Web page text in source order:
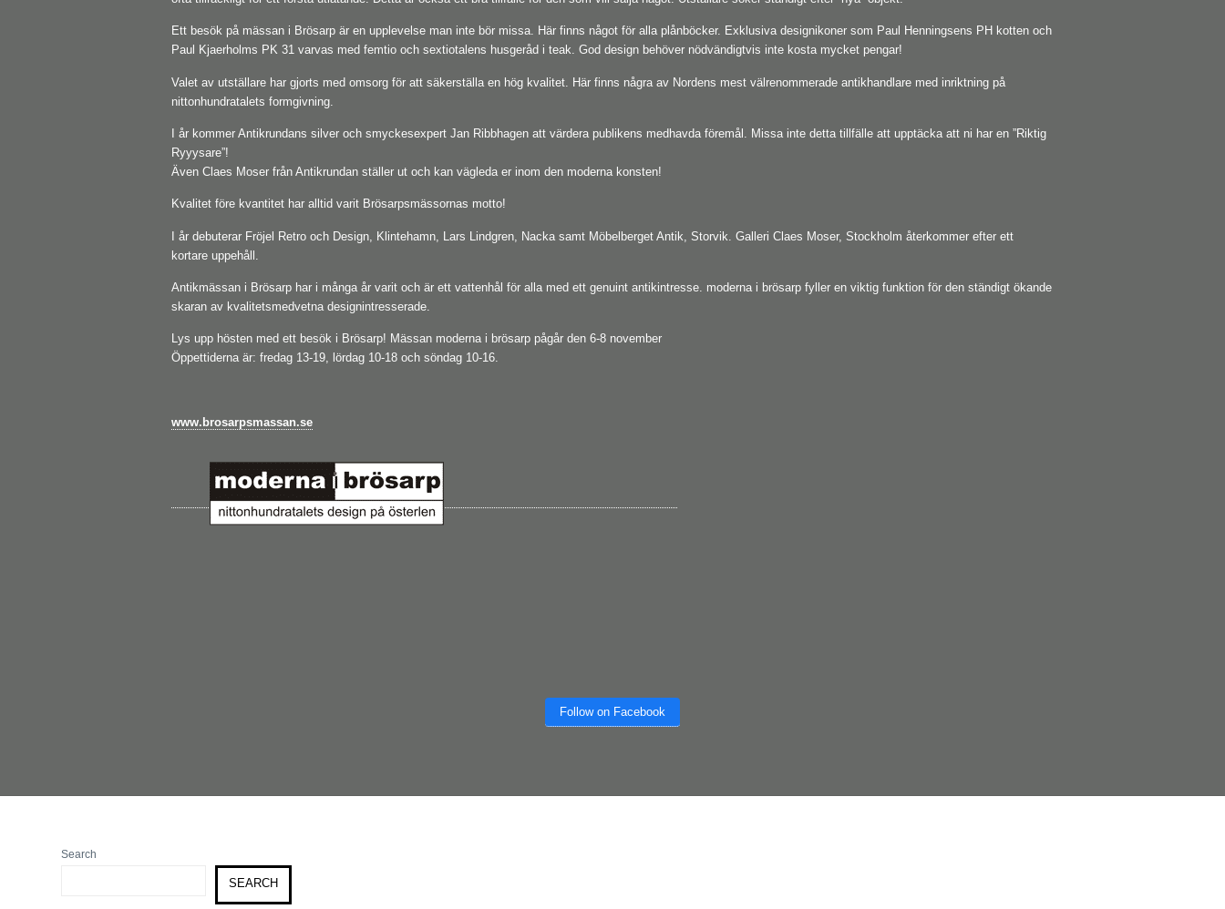
Ett besök på mässan i Brösarp är en upplevelse man inte bör missa. Här finns något för alla plånböcker. Exklusiva designikoner som Paul Henningsens PH kotten och
Paul Kjaerholms PK 31 varvas med femtio och sextiotalens husgeråd i teak. God design behöver nödvändigtvis inte kosta mycket pengar!
Valet av utställare har gjorts med omsorg för att säkerställa en hög kvalitet. Här finns några av Nordens mest välrenommerade antikhandlare med inriktning på
nittonhundratalets formgivning.
I år kommer Antikrundans silver och smyckesexpert Jan Ribbhagen att värdera publikens medhavda föremål. Missa inte detta tillfälle att upptäcka att ni har en ”Riktig
Ryyysare”!
Även Claes Moser från Antikrundan ställer ut och kan vägleda er inom den moderna konsten!
Kvalitet före kvantitet har alltid varit Brösarpsmässornas motto!
I år debuterar Fröjel Retro och Design, Klintehamn, Lars Lindgren, Nacka samt Möbelberget Antik, Storvik. Galleri Claes Moser, Stockholm återkommer efter ett
kortare uppehåll.
Antikmässan i Brösarp har i många år varit och är ett vattenhål för alla med ett genuint antikintresse. moderna i brösarp fyller en viktig funktion för den ständigt ökande
skaran av kvalitetsmedvetna designintresserade.
Lys upp hösten med ett besök i Brösarp! Mässan moderna i brösarp pågår den 6-8 november
Öppettiderna är: fredag 13-19, lördag 10-18 och söndag 10-16.
www.brosarpsmassan.se
Follow on Facebook
Search
SEARCH